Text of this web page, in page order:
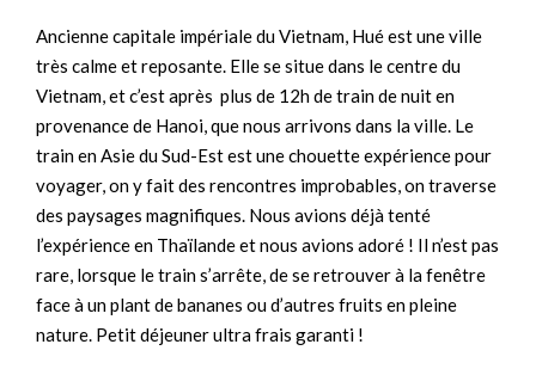
Ancienne capitale impériale du Vietnam, Hué est une ville
très calme et reposante. Elle se situe dans le centre du
Vietnam, et c’est après plus de 12h de train de nuit en
provenance de Hanoi, que nous arrivons dans la ville. Le
train en Asie du Sud-Est est une chouette expérience pour
voyager, on y fait des rencontres improbables, on traverse
des paysages magnifiques. Nous avions déjà tenté
l’expérience en Thaïlande et nous avions adoré ! Il n’est pas
rare, lorsque le train s’arrête, de se retrouver à la fenêtre
face à un plant de bananes ou d’autres fruits en pleine
nature. Petit déjeuner ultra frais garanti !